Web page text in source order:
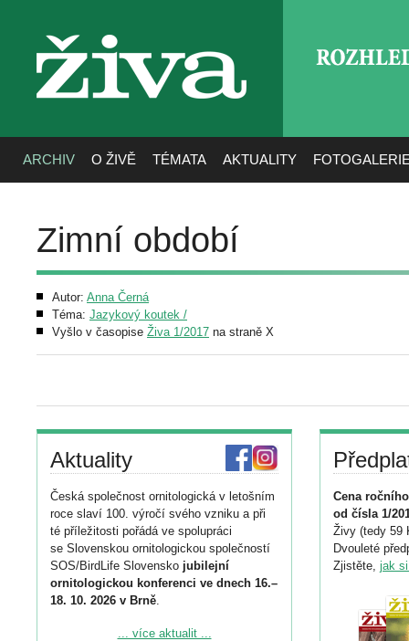
živa
ARCHIV O ŽIVĚ TÉMATA AKTUALITY
Zimní období
Autor: Anna Černá
Téma: Jazykový koutek /
Vyšlo v časopise Živa 1/2017 na straně X
Aktuality
Česká společnost ornitologická v letošním
roce slaví 100. výročí svého vzniku a při
té příležitosti pořádá ve spolupráci
se Slovenskou ornitologickou společností
SOS/BirdLife Slovensko jubilejní
ornitologickou konferenci ve dnech 16.–
18. 10. 2026 v Brně.
Podrobnější informace ke konferenci
... více aktualit ...
Cena
od čísla 1/
Živy (tedy 59
Dvouleté
Zjistěte, jak